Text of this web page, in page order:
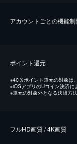
アカウントごとの機能制
ポイント還元
※40％ポイント還元の対象は
※iOSアプリのUコイン決済に
※還元の対象外となる決済方
フルHD画質 / 4K画質